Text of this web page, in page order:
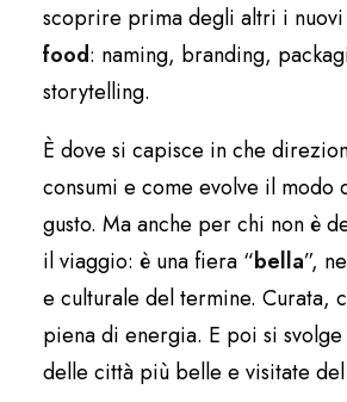
scoprire prima degli altri i nuovi
food: naming, branding,
storytelling.
È dove si capisce in che
consumi e come evolve il modo
gusto. Ma anche per chi non è
il viaggio: è una fiera “bella”,
e culturale del termine. Curata,
piena di energia. E poi si svolge
delle città più belle e visitate